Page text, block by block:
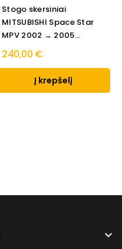
Stogo skersiniai
MITSUBISHI Space Star
MPV 2002 → 2005
Thule...
240,00 €
Į krepšelį
